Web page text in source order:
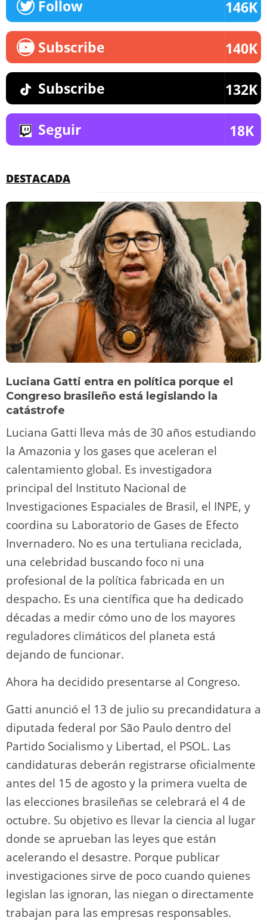
Follow 146K
Subscribe 140K
Subscribe 132K
Seguir 18K
DESTACADA
Luciana Gatti entra en política porque el
Congreso brasileño está legislando la
catástrofe
Luciana Gatti lleva más de 30 años estudiando
la Amazonia y los gases que aceleran el
calentamiento global. Es investigadora
principal del Instituto Nacional de
Investigaciones Espaciales de Brasil, el INPE, y
coordina su Laboratorio de Gases de Efecto
Invernadero. No es una tertuliana reciclada,
una celebridad buscando foco ni una
profesional de la política fabricada en un
despacho. Es una científica que ha dedicado
décadas a medir cómo uno de los mayores
reguladores climáticos del planeta está
dejando de funcionar.
Ahora ha decidido presentarse al Congreso.
Gatti anunció el 13 de julio su precandidatura a
diputada federal por São Paulo dentro del
Partido Socialismo y Libertad, el PSOL. Las
candidaturas deberán registrarse oficialmente
antes del 15 de agosto y la primera vuelta de
las elecciones brasileñas se celebrará el 4 de
octubre. Su objetivo es llevar la ciencia al lugar
donde se aprueban las leyes que están
acelerando el desastre. Porque publicar
investigaciones sirve de poco cuando quienes
legislan las ignoran, las niegan o directamente
trabajan para las empresas responsables.